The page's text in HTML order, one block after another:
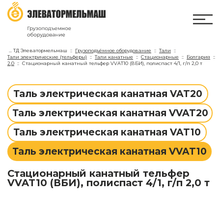
...ТД Элеватормельмаш Грузоподъёмное оборудование
Тали
Тали электрические (тельферы)
Тали канатные Стационарные
Болгария
2,0
Стационарный канатный тельфер VVAT10 (ВБИ), полиспаст 4/1, г/п 2,0 т
Таль электрическая канатная VAT20
Таль электрическая канатная VVAT20
Таль электрическая канатная VAT10
Таль электрическая канатная VVAT10
Стационарный канатный тельфер
VVAT10 (ВБИ), полиспаст 4/1, г/п 2,0 т